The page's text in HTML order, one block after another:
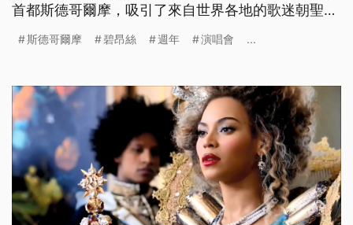
首都斯德哥爾摩，吸引了來自世界各地的歌迷朝聖。
膨率較原先預期的9.4%高出0.3%。
斯德哥爾摩 碧昂絲 週年 演唱會 ...